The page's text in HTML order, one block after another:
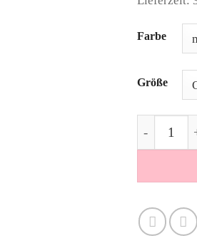
Farbe
Größe